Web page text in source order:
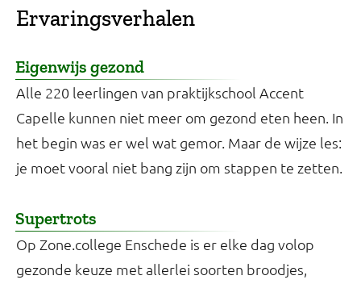
Ervaringsverhalen
Eigenwijs gezond
Alle 220 leerlingen van praktijkschool Accent
Capelle kunnen niet meer om gezond eten heen. In
het begin was er wel wat gemor. Maar de wijze les:
je moet vooral niet bang zijn om stappen te zetten.
Supertrots
Op Zone.college Enschede is er elke dag volop
gezonde keuze met allerlei soorten broodjes,